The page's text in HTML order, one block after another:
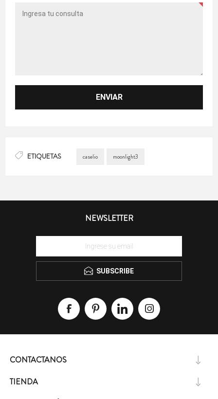
ETIQUETAS caselio moonlight3
NEWSLETTER
SUBSCRIBE
CONTACTANOS
TIENDA